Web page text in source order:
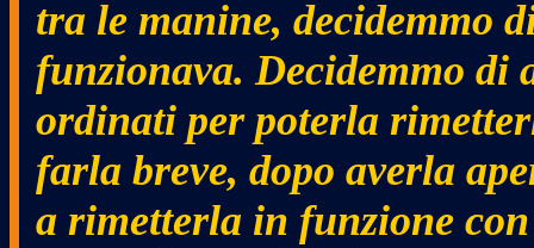
tra le manine, decidemmo
funzionava. Decidemmo di
ordinati per poterla
farla breve, dopo averla
a rimetterla in funzione